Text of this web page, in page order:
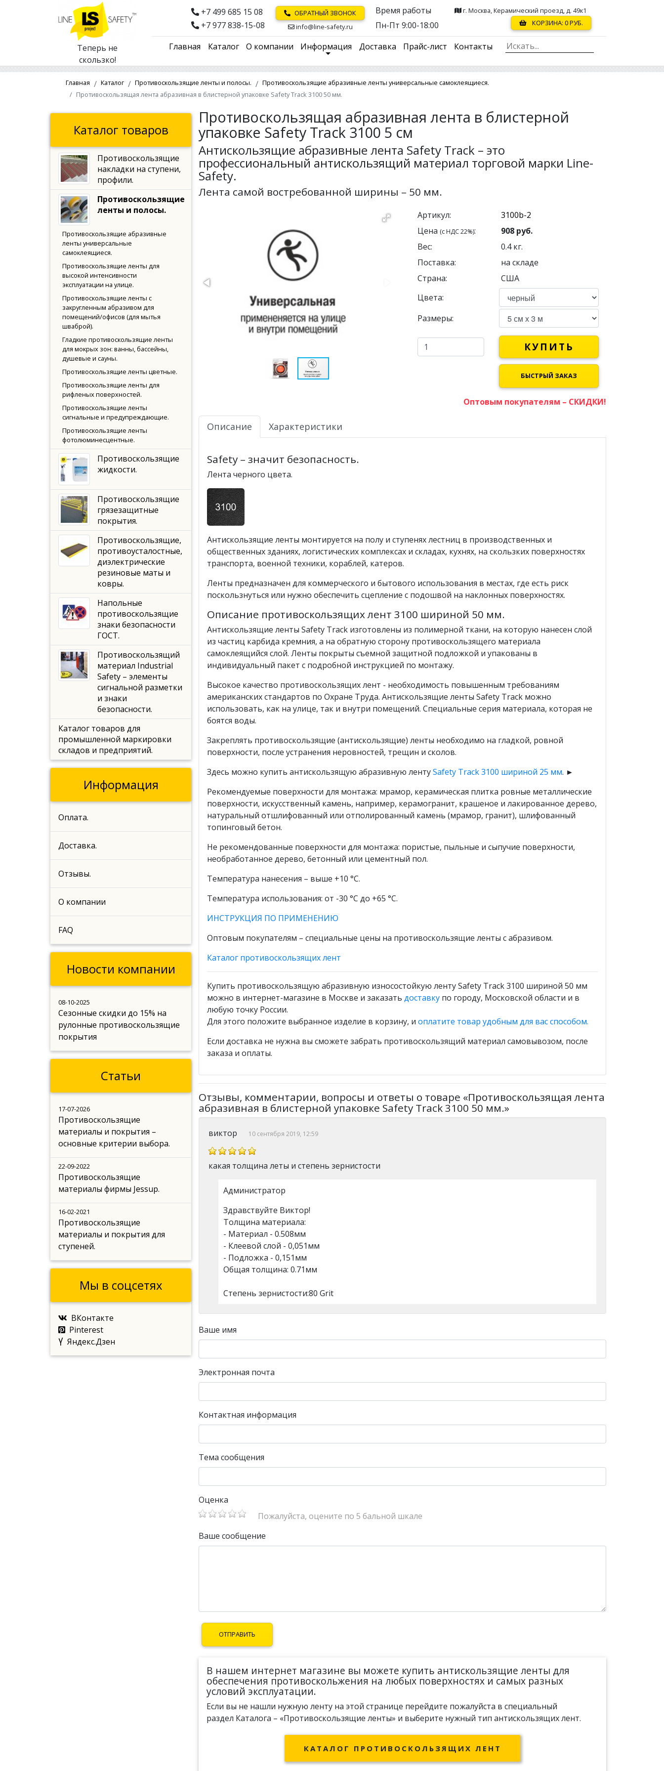
Теперь не
скользко!
+7 499 685 15 08
+7 977 838-15-08
ОБРАТНЫЙ ЗВОНОК
info@line-safety.ru
Время работы
Пн-Пт 9:00-18:00
г. Москва, Керамический проезд, д. 49к1
КОРЗИНА: 0РУБ.
Главная Каталог О компании Информация Доставка Прайс-лист Контакты
Главная Каталог Противоскользящие ленты и полосы.
Противоскользящие абразивные ленты универсальные самоклеящиеся.
Противоскользящая лента абразивная в блистерной упаковке Safety Track 3100 50 мм.
Противоскользящая абразивная лента в блистерной
упаковке Safety Track 3100 5 см
Антискользящие абразивные лента Safety Track – это
профессиональный антискользящий материал торговой марки Line-
Safety.
Лента самой востребованной ширины – 50 мм.
Артикул:
Цена (с НДС 22%): 908 руб.
Вес:
0.4кг.
Поставка:
на складе
Страна:
США
Цвета:
Размеры:
КУПИТЬ
БЫСТРЫЙ ЗАКАЗ
Оптовым покупателям – СКИДКИ!
Описание Характеристики
Safety – значит безопасность.
Лента черного цвета.
Антискользящие ленты монтируется на полу и ступенях лестниц в производственных и
общественных зданиях, логистических комплексах и складах, кухнях, на скользких поверхностях
транспорта, военной техники, кораблей, катеров.
Ленты предназначен для коммерческого и бытового использования в местах, где есть риск
поскользнуться или нужно обеспечить сцепление с подошвой на наклонных поверхностях.
Описание противоскользящих лент 3100 шириной 50 мм.
Антискользящие ленты Safety Track изготовлены из полимерной ткани, на которую нанесен слой
из частиц карбида кремния, а на обратную сторону противоскользящего материала
самоклеящийся слой. Ленты покрыты съемной защитной подложкой и упакованы в
индивидуальный пакет с подробной инструкцией по монтажу.
Высокое качество противоскользящих лент - необходимость повышенным требованиям
американских стандартов по Охране Труда. Антискользящие ленты Safety Track можно
использовать, как на улице, так и внутри помещений. Специальные серия материала, которая не
боятся воды.
Закреплять противоскользящие (антискользящие) ленты необходимо на гладкой, ровной
поверхности, после устранения неровностей, трещин и сколов.
Здесь можно купить антискользящую абразивную лентуSafety Track 3100 шириной 25 мм. ►
Рекомендуемые поверхности для монтажа: мрамор, керамическая плитка ровные металлические
поверхности, искусственный камень, например, керамогранит, крашеное и лакированное дерево,
натуральный отшлифованный или отполированный камень (мрамор, гранит), шлифованный
топинговый бетон.
Не рекомендованные поверхности для монтажа: пористые, пыльные и сыпучие поверхности,
необработанное дерево, бетонный или цементный пол.
Температура нанесения – выше +10 °С.
Температура использования: от -30 °С до +65 °С.
ИНСТРУКЦИЯ ПО ПРИМЕНЕНИЮ
Оптовым покупателям – специальные цены на противоскользящие ленты с абразивом.
Каталог противоскользящих лент
Купить противоскользящую абразивную износостойкую ленту Safety Track 3100 шириной 50 мм
можно в интернет-магазине в Москве и заказать доставку по городу, Московской области и в
любую точку России.
Для этого положите выбранное изделие в корзину, и оплатите товар удобным для вас способом.
Если доставка не нужна вы сможете забрать противоскользящий материал самовывозом, после
заказа и оплаты.
Отзывы, комментарии, вопросы и ответы о товаре «Противоскользящая лента
абразивная в блистерной упаковке Safety Track 3100 50 мм.»
виктор 10 сентября 2019, 12:59
какая толщина леты и степень зернистости
Администратор
Здравствуйте Виктор!
Толщина материала:
- Материал - 0.508мм
- Клеевой слой - 0,051мм
- Подложка - 0,151мм
Общая толщина: 0.71мм
Степень зернистости:80 Grit
Ваше имя
Электронная почта
Контактная информация
Тема сообщения
Оценка
Пожалуйста, оцените по 5 бальной шкале
Ваше сообщение
В нашем интернет магазине вы можете купить антискользящие ленты для
обеспечения противоскольжения на любых поверхностях и самых разных
условий эксплуатации.
Если вы не нашли нужную ленту на этой странице перейдите пожалуйста в специальный
раздел Каталога – «Противоскользящие ленты» и выберите нужный тип антискользящих лент.
КАТАЛОГ ПРОТИВОСКОЛЬЗЯЩИХ ЛЕНТ
Каталог товаров
Противоскользящие
накладки на ступени,
профили.
Противоскользящие
ленты и полосы.
Противоскользящие абразивные
ленты универсальные
самоклеящиеся.
Противоскользящие ленты для
высокой интенсивности
эксплуатации на улице.
Противоскользящие ленты с
закругленным абразивом для
помещений/офисов (для мытья
шваброй).
Гладкие противоскользящие ленты
для мокрых зон: ванны, бассейны,
душевые и сауны.
Противоскользящие ленты цветные.
Противоскользящие ленты для
рифленых поверхностей.
Противоскользящие ленты
сигнальные и предупреждающие.
Противоскользящие ленты
фотолюминесцентные.
Противоскользящие
жидкости.
Противоскользящие
грязезащитные
покрытия.
Противоскользящие,
противоусталостные,
диэлектрические
резиновые маты и
ковры.
Напольные
противоскользящие
знаки безопасности
ГОСТ.
Противоскользящий
материал Industrial
Safety – элементы
сигнальной разметки
и знаки
безопасности.
Каталог товаров для
промышленной маркировки
складов и предприятий.
Информация
Оплата.
Доставка.
Отзывы.
О компании
FAQ
Новости компании
08-10-2025
Сезонные скидки до 15% на
рулонные противоскользящие
покрытия
Статьи
17-07-2026
Противоскользящие
материалы и покрытия –
основные критерии выбора.
22-09-2022
Противоскользящие
материалы фирмы Jessup.
16-02-2021
Противоскользящие
материалы и покрытия для
ступеней.
Мы в соцсетях
ВКонтакте
Pinterest
Яндекс.Дзен